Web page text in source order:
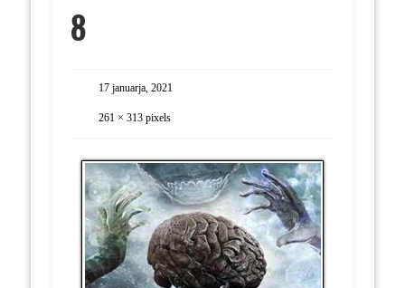
8
17 januarja, 2021
261 × 313 pixels